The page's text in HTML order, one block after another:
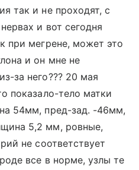
так и не проходят, с
и вот сегодня
при мегрене, может это
и он мне не
за него??? 20 мая
показало-тело матки
54мм, пред-зад. -46мм,
5,2 мм, ровные,
не соответствует
все в норме, узлы те